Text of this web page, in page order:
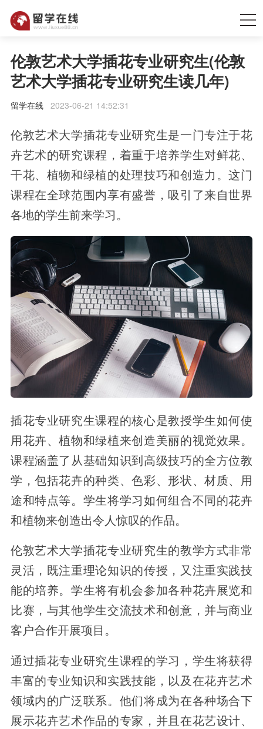
伦敦艺术大学插花专业研究生(伦敦
艺术大学插花专业研究生读几年)
留学在线2023-06-21 14:52:31
伦敦艺术大学插花专业研究生是一门专注于花
卉艺术的研究课程，着重于培养学生对鲜花、
干花、植物和绿植的处理技巧和创造力。这门
课程在全球范围内享有盛誉，吸引了来自世界
各地的学生前来学习。
插花专业研究生课程的核心是教授学生如何使
用花卉、植物和绿植来创造美丽的视觉效果。
课程涵盖了从基础知识到高级技巧的全方位教
学，包括花卉的种类、色彩、形状、材质、用
途和特点等。学生将学习如何组合不同的花卉
和植物来创造出令人惊叹的作品。
伦敦艺术大学插花专业研究生的教学方式非常
灵活，既注重理论知识的传授，又注重实践技
能的培养。学生将有机会参加各种花卉展览和
比赛，与其他学生交流技术和创意，并与商业
客户合作开展项目。
通过插花专业研究生课程的学习，学生将获得
丰富的专业知识和实践技能，以及在花卉艺术
领域内的广泛联系。他们将成为在各种场合下
展示花卉艺术作品的专家，并且在花艺设计、